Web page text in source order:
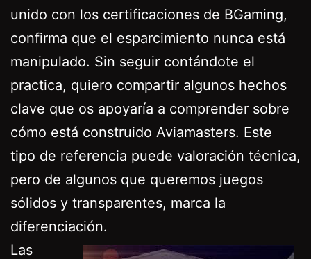
unido con los certificaciones de BGaming,
confirma que el esparcimiento nunca está
manipulado. Sin seguir contándote el
practica, quiero compartir algunos hechos
clave que os apoyaría a comprender sobre
cómo está construido Aviamasters. Este
tipo de referencia puede valoración técnica,
pero de algunos que queremos juegos
sólidos y transparentes, marca la
diferenciación.
Las